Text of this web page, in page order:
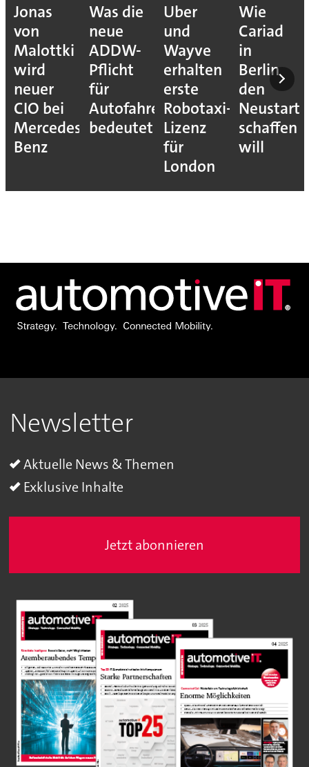
Jonas
von
Malottki
wird
neuer
CIO bei
Mercedes-
Benz
Was die
neue
ADDW-
Pflicht
für
Autofahrer
bedeutet
Uber
und
Wayve
erhalten
erste
Robotaxi-
Lizenz
für
London
Wie
Cariad
in
Berlin
den
Neustart
schaffen
will
Newsletter
Aktuelle News & Themen
Exklusive Inhalte
Jetzt abonnieren